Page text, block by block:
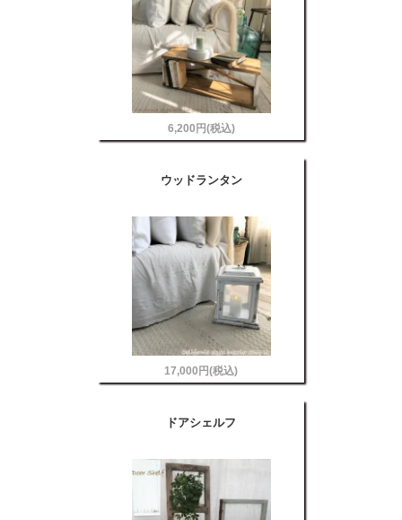
6,200円(税込)
ウッドランタン
17,000円(税込)
ドアシェルフ